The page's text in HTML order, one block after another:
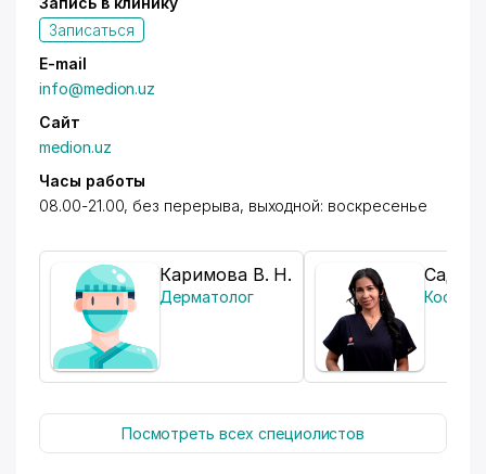
-УЗИ (в том числе ЭхоКГ)
-
-Лаборатория (общеклинические,
Амбулаторное лечение:
Записаться
E-mail
info@medion.uz
Сайт
medion.uz
Часы работы
08.00-21.00, без перерыва, выходной: воскресенье
Каримова В. Н.
Дерматолог
Посмотреть всех специолистов